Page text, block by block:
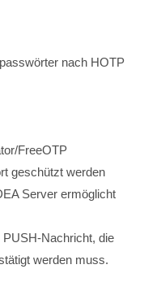
nach HOTP
FreeOTP
geschützt werden
Server ermöglicht
PUSH-Nachricht, die
werden muss.